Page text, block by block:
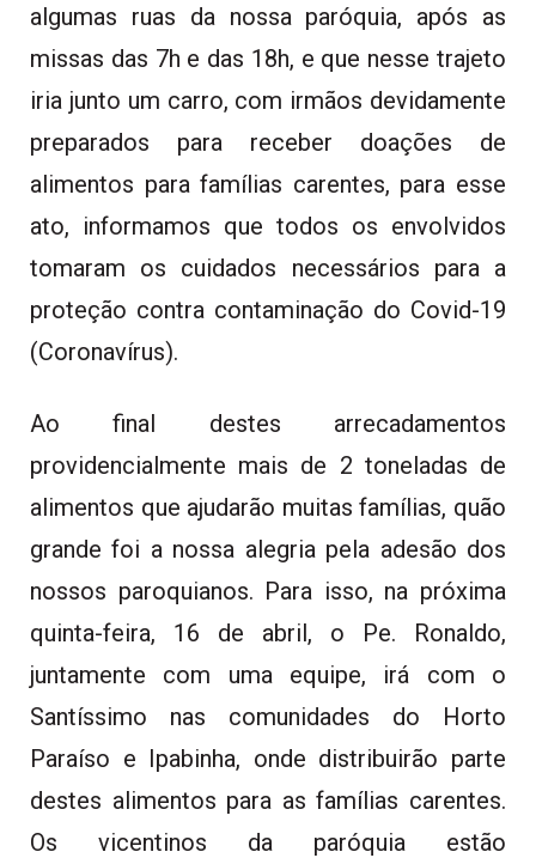
algumas ruas da nossa paróquia, após as
missas das 7h e das 18h, e que nesse trajeto
iria junto um carro, com irmãos devidamente
preparados para receber doações de
alimentos para famílias carentes, para esse
ato, informamos que todos os envolvidos
tomaram os cuidados necessários para a
proteção contra contaminação do Covid-19
(Coronavírus).
Ao final destes arrecadamentos
providencialmente mais de 2 toneladas de
alimentos que ajudarão muitas famílias, quão
grande foi a nossa alegria pela adesão dos
nossos paroquianos. Para isso, na próxima
quinta-feira, 16 de abril, o Pe. Ronaldo,
juntamente com uma equipe, irá com o
Santíssimo nas comunidades do Horto
Paraíso e Ipabinha, onde distribuirão parte
destes alimentos para as famílias carentes.
Os vicentinos da paróquia estão